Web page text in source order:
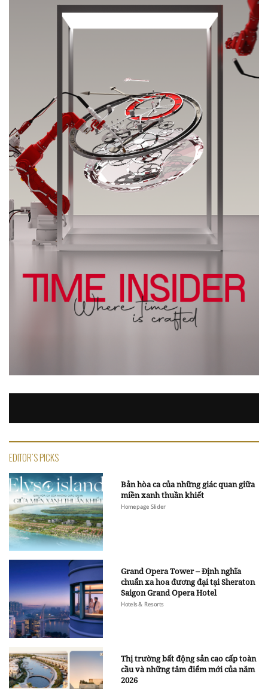
EDITOR'S PICKS
Bản hòa ca của những giác quan giữa
miền xanh thuần khiết
Homepage Slider
Grand Opera Tower – Định nghĩa
chuẩn xa hoa đương đại tại Sheraton
Saigon Grand Opera Hotel
Hotels & Resorts
Thị trường bất động sản cao cấp toàn
cầu và những tâm điểm mới của năm
2026